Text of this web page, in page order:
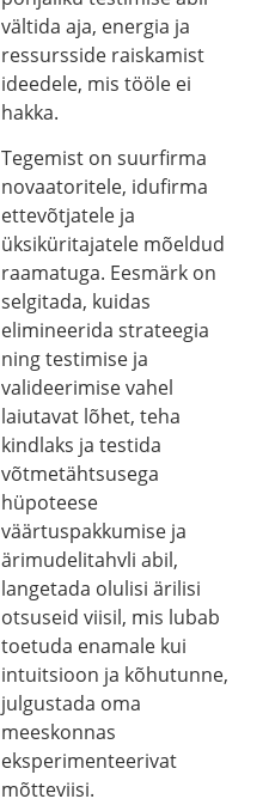
vältida aja, energia ja
ressursside raiskamist
ideedele, mis tööle ei
hakka.
Tegemist on suurfirma
novaatoritele, idufirma
ettevõtjatele ja
üksiküritajatele mõeldud
raamatuga. Eesmärk on
selgitada, kuidas
elimineerida strateegia
ning testimise ja
valideerimise vahel
laiutavat lõhet, teha
kindlaks ja testida
võtmetähtsusega
hüpoteese
väärtuspakkumise ja
ärimudelitahvli abil,
langetada olulisi ärilisi
otsuseid viisil, mis lubab
toetuda enamale kui
intuitsioon ja kõhutunne,
julgustada oma
meeskonnas
eksperimenteerivat
mõtteviisi.